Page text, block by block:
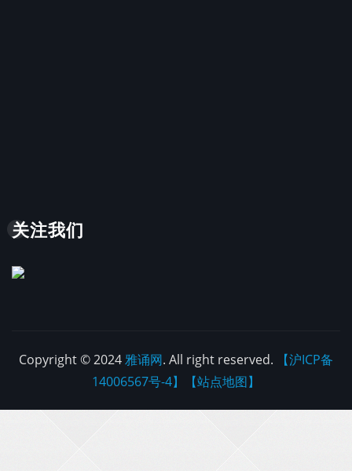
关注我们
Copyright © 2024雅诵网. All right reserved.
【沪ICP备
14006567号-4】
【站点地图】